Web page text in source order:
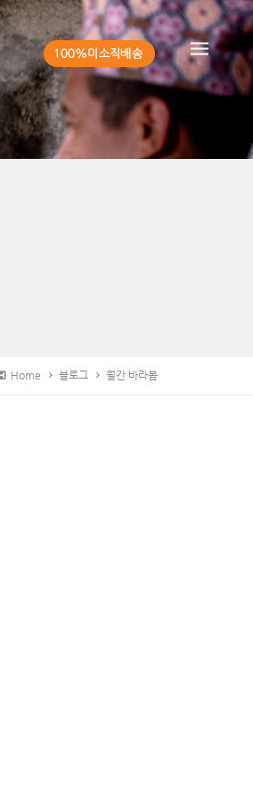
Home 블로그 월간 바라봄